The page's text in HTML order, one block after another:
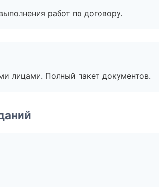
работ по договору.
лицами. Полный пакет документов.